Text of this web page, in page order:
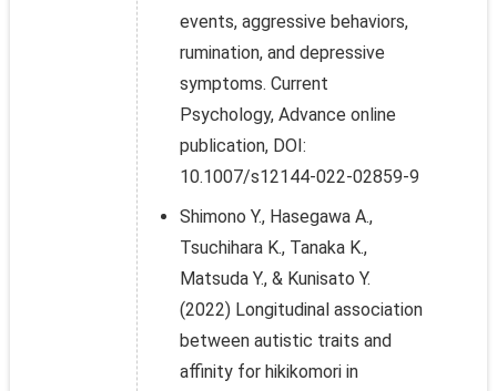
events, aggressive behaviors,
rumination, and depressive
symptoms. Current
Psychology, Advance online
publication, DOI:
10.1007/s12144-022-02859-9
Shimono Y., Hasegawa A.,
Tsuchihara K., Tanaka K.,
Matsuda Y., & Kunisato Y.
(2022) Longitudinal association
between autistic traits and
affinity for hikikomori in